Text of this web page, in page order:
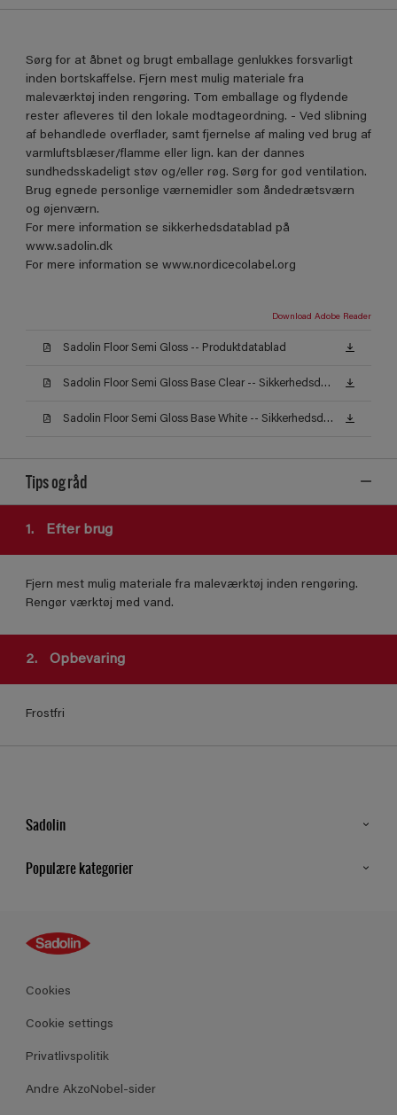
Sørg for at åbnet og brugt emballage genlukkes forsvarligt
inden bortskaffelse. Fjern mest mulig materiale fra
maleværktøj inden rengøring. Tom emballage og flydende
rester afleveres til den lokale modtageordning. - Ved slibning
af behandlede overflader, samt fjernelse af maling ved brug af
varmluftsblæser/flamme eller lign. kan der dannes
sundhedsskadeligt støv og/eller røg. Sørg for god ventilation.
Brug egnede personlige værnemidler som åndedrætsværn
og øjenværn.
For mere information se sikkerhedsdatablad på
www.sadolin.dk
For mere information se www.nordicecolabel.org
Download Adobe Reader
Sadolin Floor Semi Gloss -- Produktdatablad
Sadolin Floor Semi Gloss Base Clear -- Sikkerhedsdatablad
Sadolin Floor Semi Gloss Base White -- Sikkerhedsdatablad
Tips og råd
1. Efter brug
Fjern mest mulig materiale fra maleværktøj inden rengøring.
Rengør værktøj med vand.
2. Opbevaring
Frostfri
Sadolin
Populære kategorier
Farver
Produkter
Cookies
Cookie settings
Privatlivspolitik
Andre AkzoNobel-sider